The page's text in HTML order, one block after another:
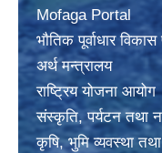
Mofaga Portal
भाैतिक पूर्वाधार
अर्थ मन्त्रालय
राष्ट्रिय योजना आयोग
संस्कृति, पर्यटन तथा
कृषि, भुमि व्यवस्था